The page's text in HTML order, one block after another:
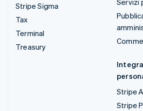
Stripe Sigma
Tax
Terminal
Treasury
Stripe
Stripe